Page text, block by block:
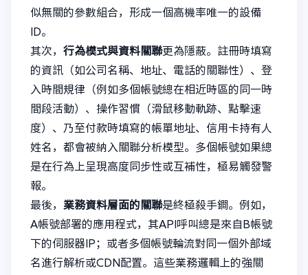
似無關的參數組合，形成一個高機率唯一的設備
ID。
其次， 行為模式與資料關聯更為隱蔽。註冊時填寫
的資訊（如公司名稱、地址、電話的關聯性）、登
入時間規律（例如多個帳號總在相近時區的同一時
間段活動）、操作習慣（滑鼠移動軌跡、點擊速
度）、乃至付款時填寫的帳單地址、信用卡持有人
姓名，都會被納入關聯分析模型。多個帳號如果總
是在行為上呈現高度同步性或互補性，極易觸發警
報。
最後， 業務資料層面的關聯是終極殺手鐧。例如，
A帳號部署的應用程式，其API呼叫總是來自B帳號
下的伺服器IP；或者多個帳號輪流對同一個外部域
名進行解析或CDN配置。這些業務邏輯上的強關